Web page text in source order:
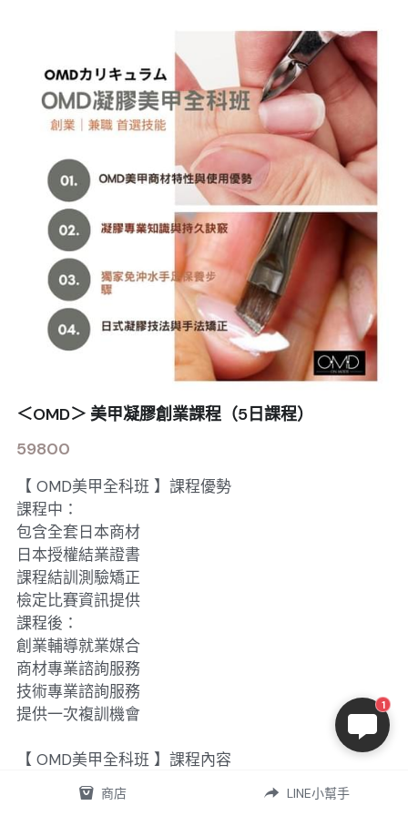
＜OMD＞ 美甲凝膠創業課程（5日課程）
59800
【 OMD美甲全科班 】課程優勢
課程中：
包含全套日本商材
日本授權結業證書
課程結訓測驗矯正
檢定比賽資訊提供
課程後：
創業輔導就業媒合
商材專業諮詢服務
技術專業諮詢服務
提供一次複訓機會
【 OMD美甲全科班 】課程內容
美甲商材特性與使用
凝膠專業知識與流程
商店 LINE小幫手
1